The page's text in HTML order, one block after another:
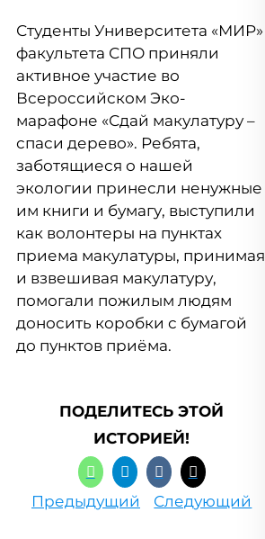
Студенты Университета «МИР»
факультета СПО приняли
активное участие во
Всероссийском Эко-
марафоне «Сдай макулатуру –
спаси дерево». Ребята,
заботящиеся о нашей
экологии принесли ненужные
им книги и бумагу, выступили
как волонтеры на пунктах
приема макулатуры, принимая
и взвешивая макулатуру,
помогали пожилым людям
доносить коробки с бумагой
до пунктов приёма.
ПОДЕЛИТЕСЬ ЭТОЙ
ИСТОРИЕЙ!
Предыдущий Следующий